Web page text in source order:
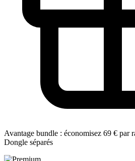
Avantage bundle : économisez 69 € par
Dongle séparés